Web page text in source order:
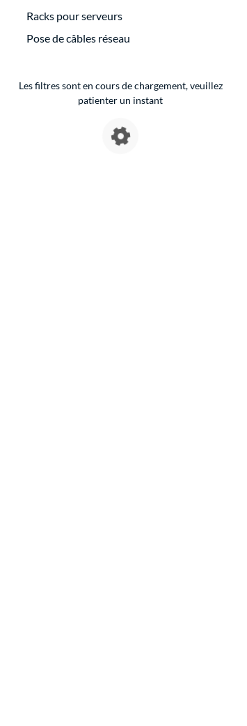
Racks pour serveurs
Pose de câbles réseau
Les filtres sont en cours de chargement, veuillez
patienter un instant